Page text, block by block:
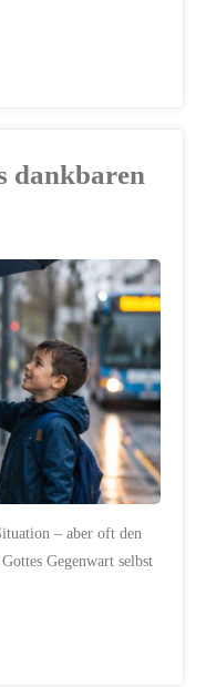
dankbaren
– aber oft den
Gegenwart selbst